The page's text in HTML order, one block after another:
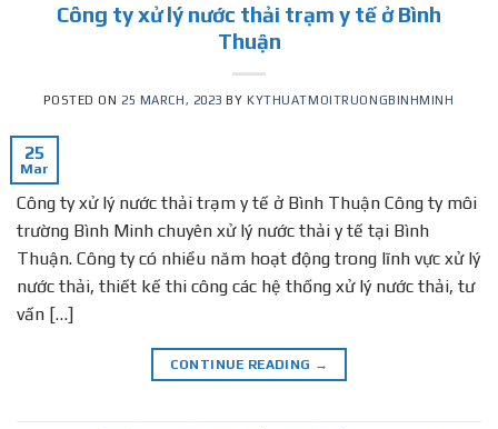
Công ty xử lý nước thải trạm y tế ở Bình
Thuận
POSTED ON 25 MARCH, 2023 BY KYTHUATMOITRUONGBINHMINH
25
Mar
Công ty xử lý nước thải trạm y tế ở Bình Thuận Công ty môi
trường Bình Minh chuyên xử lý nước thải y tế tại Bình
Thuận. Công ty có nhiều năm hoạt động trong lĩnh vực xử lý
nước thải, thiết kế thi công các hệ thống xử lý nước thải, tư
vấn […]
CONTINUE READING →